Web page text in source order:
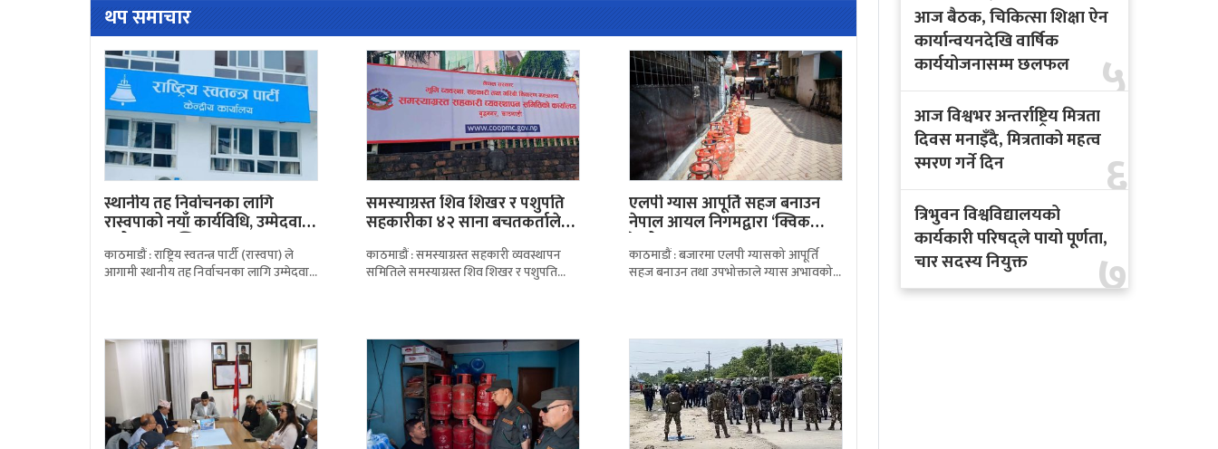
थप समाचार
स्थानीय तह निर्वाचनका लागि
रास्वपाको नयाँ कार्यविधि, उम्मेदवार
छनोटमा प्रारम्भिक…
काठमाडौं : राष्ट्रिय स्वतन्त्र पार्टी (रास्वपा) ले
आगामी स्थानीय तह निर्वाचनका लागि उम्मेदवार
समस्याग्रस्त शिव शिखर र पशुपति
सहकारीका ४२ साना बचतकर्ताले
काठमाडौं : समस्याग्रस्त सहकारी व्यवस्थापन
समितिले समस्याग्रस्त शिव शिखर र पशुपति
एलपी ग्यास आपूर्ति सहज बनाउन
नेपाल आयल निगमद्वारा ‘क्विक
रेस्पोन्स…
काठमाडौं : बजारमा एलपी ग्यासको आपूर्ति
सहज बनाउन तथा उपभोक्ताले ग्यास अभावको
५
आज बैठक, चिकित्सा शिक्षा ऐन
कार्यान्वयनदेखि वार्षिक
कार्ययोजनासम्म छलफल
६
आज विश्वभर अन्तर्राष्ट्रिय मित्रता
दिवस मनाइँदै, मित्रताको महत्व
स्मरण गर्ने दिन
७
त्रिभुवन विश्वविद्यालयको
कार्यकारी परिषद्ले पायो पूर्णता,
चार सदस्य नियुक्त